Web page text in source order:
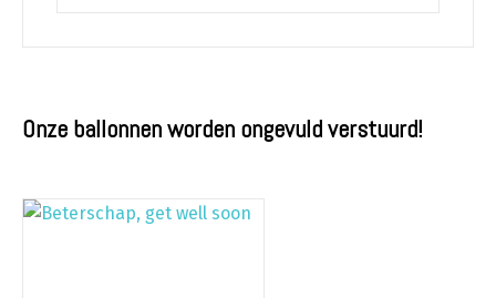
Onze ballonnen worden ongevuld verstuurd!